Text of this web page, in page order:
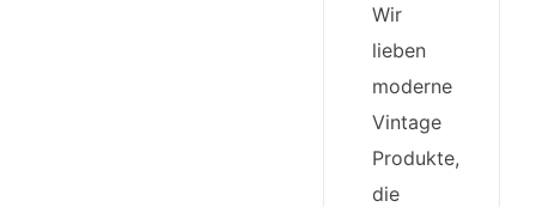
Wir
lieben
moderne
Vintage
Produkte,
die